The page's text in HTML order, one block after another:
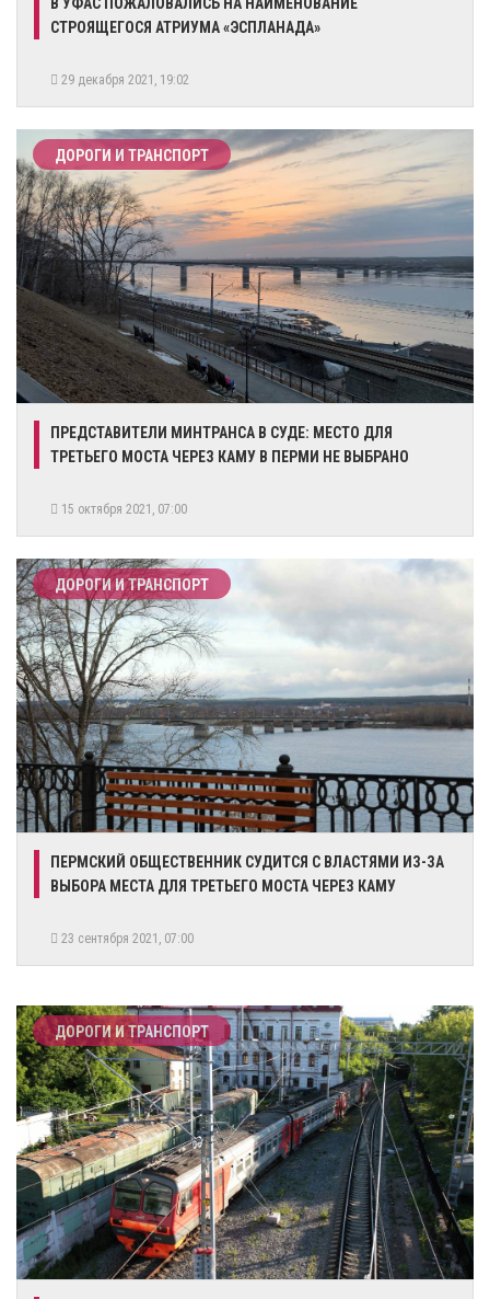
В УФАС ПОЖАЛОВАЛИСЬ НА НАИМЕНОВАНИЕ
СТРОЯЩЕГОСЯ АТРИУМА «ЭСПЛАНАДА»
29 декабря 2021, 19:02
ДОРОГИ И ТРАНСПОРТ
ПРЕДСТАВИТЕЛИ МИНТРАНСА В СУДЕ: МЕСТО ДЛЯ
ТРЕТЬЕГО МОСТА ЧЕРЕЗ КАМУ В ПЕРМИ НЕ ВЫБРАНО
15 октября 2021, 07:00
ДОРОГИ И ТРАНСПОРТ
ПЕРМСКИЙ ОБЩЕСТВЕННИК СУДИТСЯ С ВЛАСТЯМИ ИЗ-ЗА
ВЫБОРА МЕСТА ДЛЯ ТРЕТЬЕГО МОСТА ЧЕРЕЗ КАМУ
23 сентября 2021, 07:00
ДОРОГИ И ТРАНСПОРТ